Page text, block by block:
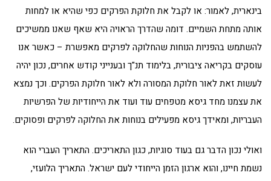
בינארית, לאמור: או לקבל את חלוקת הפרקים כפי שהיא או למחות
אותה מתחת השמיים. דומה שהדרך הראויה היא שאף שאנו ממשיכים
להשתמש בהפניות הנוחות שהחלוקה לפרקים מאפשרת – כאשר אנו
עוסקים בקריאה ציבורית, בלימוד תנ"ך ובענייני קודש אחרים, נכון יהיה
לעשות זאת לאור חלוקת המסורה ולא לאור חלוקת הפרקים. וכך נמצא
את עצמנו מחד גיסא מטפחים עוד ועוד את הייחודיות של הפרשיות
העבריות, ומאידך גיסא מפעילים בנוחות את החלוקה לפרקים ופסוקים.
ואולי נכון הדבר גם בעוד סוגיות, כגון התאריכים. התאריך העברי הוא
נשמת חיינו, והוא ארגון הזמן הייחודי לעם ישראל. התאריך הלועזי,